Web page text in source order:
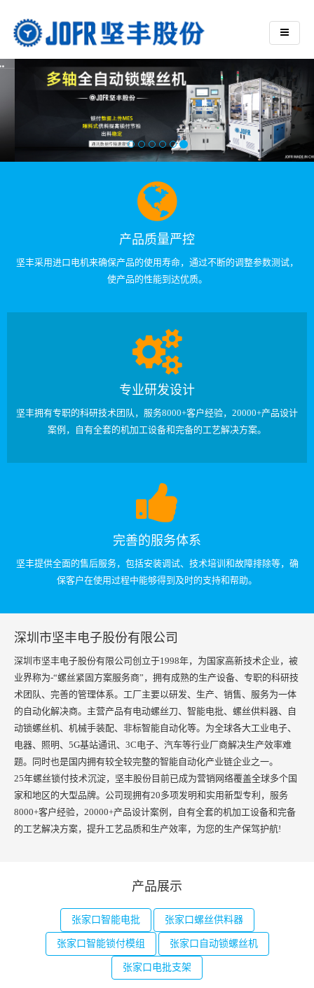
产品质量严控
坚丰采用进口电机来确保产品的使用寿命，通过不断的调整参数测试，
使产品的性能到达优质。
专业研发设计
坚丰拥有专职的科研技术团队，服务8000+客户经验，20000+产品设计
案例，自有全套的机加工设备和完备的工艺解决方案。
完善的服务体系
坚丰提供全面的售后服务，包括安装调试、技术培训和故障排除等，确
保客户在使用过程中能够得到及时的支持和帮助。
深圳市坚丰电子股份有限公司
深圳市坚丰电子股份有限公司创立于1998年，为国家高新技术企业，被
业界称为-“螺丝紧固方案服务商”，拥有成熟的生产设备、专职的科研技
术团队、完善的管理体系。工厂主要以研发、生产、销售、服务为一体
的自动化解决商。主营产品有电动螺丝刀、智能电批、螺丝供料器、自
动锁螺丝机、机械手装配、非标智能自动化等。为全球各大工业电子、
电器、照明、5G基站通讯、3C电子、汽车等行业厂商解决生产效率难
题。同时也是国内拥有较全较完整的智能自动化产业链企业之一。
25年螺丝锁付技术沉淀，坚丰股份目前已成为营销网络覆盖全球多个国
家和地区的大型品牌。公司现拥有20多项发明和实用新型专利，服务
8000+客户经验，20000+产品设计案例，自有全套的机加工设备和完备
的工艺解决方案，提升工艺品质和生产效率，为您的生产保驾护航!
产品展示
张家口智能电批 张家口螺丝供料器
张家口智能锁付模组 张家口自动锁螺丝机
张家口电批支架